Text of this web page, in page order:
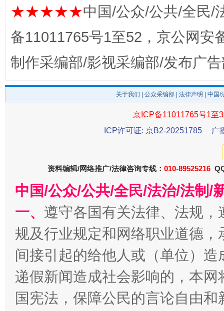
东山县通报“牛蛙产品抗生素超标问题” 法
千年窑火 生生不息
★★★★★中国/公众/公共/全民/
备11011765号1至52，京公网安
制作采编部/影视采编部/发布广
关于我们 公众采编部 法律声明 | 中国
京ICP备11011765号1至
ICP许可证: 京B2-20251785
广
资料编辑/网络推广/法律咨询专线： 010-89525216
中国/公众/公共/全民/法治/法制/
一、 遵守各国有关法律、法规
规及行业规定和网络职业道德
间接引起的给他人或（单位）
递假新闻造成社会影响的，本
国宪法，保障公民的言论自由